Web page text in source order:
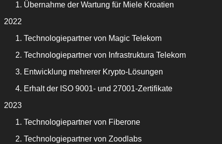
Übernahme der Wartung für Miele Kroatien
2022
Technologiepartner von Magic Telekom
Technologiepartner von Infrastruktura Telekom
Entwicklung mehrerer Krypto-Lösungen
Erhalt der ISO 9001- und 27001-Zertifikate
2023
Technologiepartner von Fiberone
Technologiepartner von Zoodlabs